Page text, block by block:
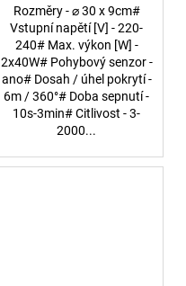
Rozměry - ⌀ 30 x 9cm#
Vstupní napětí [V] - 220-
240# Max. výkon [W] -
2x40W# Pohybový senzor -
ano# Dosah / úhel pokrytí -
6m / 360°# Doba sepnutí -
10s-3min# Citlivost - 3-
2000...